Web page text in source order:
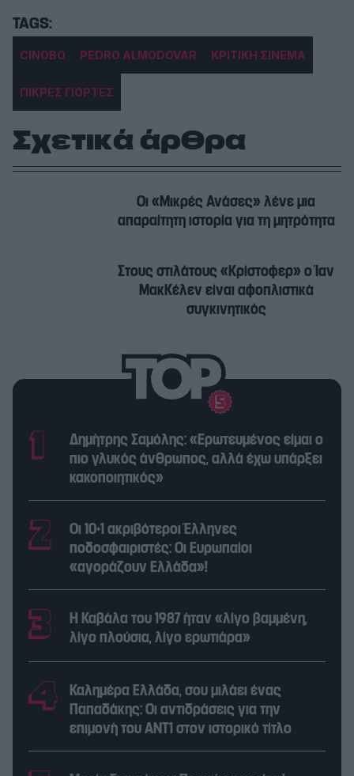
CINOBO PEDRO ALMODOVAR ΚΡΙΤΙΚΗ ΣΙΝΕΜΑ
ΠΙΚΡΕΣ ΓΙΟΡΤΕΣ
Σχετικά άρθρα
Οι «Μικρές Ανάσες» λένε μια
απαραίτητη ιστορία για τη μητρότητα
Στους στιλάτους «Κρίστοφερ» ο Ίαν
ΜακΚέλεν είναι αφοπλιστικά
συγκινητικός
Δημήτρης Σαμόλης: «Ερωτευμένος είμαι ο
πιο γλυκός άνθρωπος, αλλά έχω υπάρξει
κακοποιητικός»
Οι 10+1 ακριβότεροι Έλληνες
ποδοσφαιριστές: Οι Ευρωπαίοι
«αγοράζουν Ελλάδα»!
Η Καβάλα του 1987 ήταν «λίγο βαμμένη,
λίγο πλούσια, λίγο ερωτιάρα»
Καλημέρα Ελλάδα, σου μιλάει ένας
Παπαδάκης: Οι αντιδράσεις για την
επιμονή του ΑΝΤ1 στον ιστορικό τίτλο